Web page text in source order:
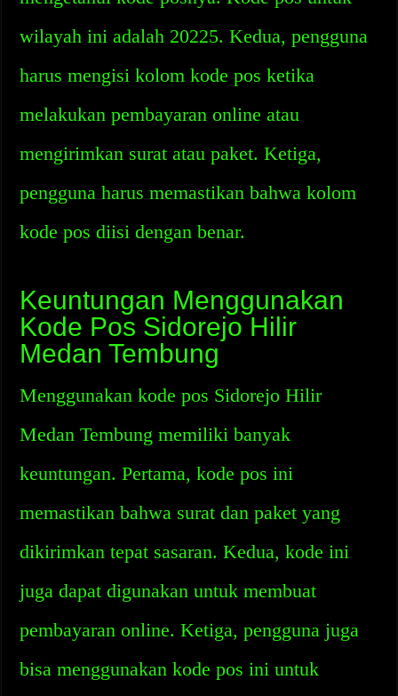
wilayah ini adalah 20225. Kedua, pengguna
harus mengisi kolom kode pos ketika
melakukan pembayaran online atau
mengirimkan surat atau paket. Ketiga,
pengguna harus memastikan bahwa kolom
kode pos diisi dengan benar.
Keuntungan Menggunakan
Kode Pos Sidorejo Hilir
Medan Tembung
Menggunakan kode pos Sidorejo Hilir
Medan Tembung memiliki banyak
keuntungan. Pertama, kode pos ini
memastikan bahwa surat dan paket yang
dikirimkan tepat sasaran. Kedua, kode ini
juga dapat digunakan untuk membuat
pembayaran online. Ketiga, pengguna juga
bisa menggunakan kode pos ini untuk